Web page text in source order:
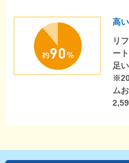
高
リ
ー
足
ム